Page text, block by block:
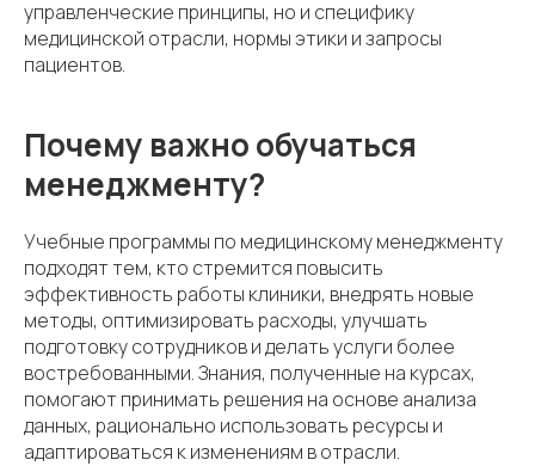
управленческие принципы, но и специфику
медицинской отрасли, нормы этики и запросы
пациентов.
Почему важно обучаться
менеджменту?
Учебные программы по медицинскому менеджменту
подходят тем, кто стремится повысить
эффективность работы клиники, внедрять новые
методы, оптимизировать расходы, улучшать
подготовку сотрудников и делать услуги более
востребованными. Знания, полученные на курсах,
помогают принимать решения на основе анализа
данных, рационально использовать ресурсы и
адаптироваться к изменениям в отрасли.